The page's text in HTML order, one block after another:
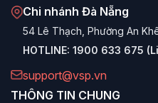
Chi nhánh Đà Nẵng
54 Lê Thạch, Phường An
HOTLINE: 1900 633 675
support@vsp.vn
THÔNG TIN CHUNG